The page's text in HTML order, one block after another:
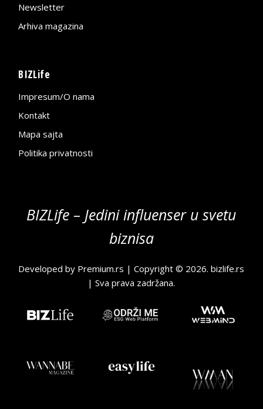
Newsletter
Arhiva magazina
BIZLife
Impresum/O nama
Kontakt
Mapa sajta
Politika privatnosti
BIZLife – Jedini influenser u svetu
biznisa
Developed by Premium.rs | Copyright © 2026.bizlife.rs
| Sva prava zadržana.